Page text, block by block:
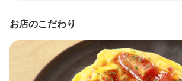
お店のこだわり
・ホールでの接客やドリンクサービス、料理
・和食をベースにした新メニューの企画・試
・食材の仕入れや発注管理
・市場視察やイベントへの参加
・和食を中心とした料理の仕込み・調理・メニ
・食材の仕入れや在庫管理、発注業務
・店舗視察やイベント参加など幅広い業務
ベテランの料理人が丁寧に指導。基本から本
経験を積めばリーダーや料理長へのキャリア
【アオギリコーポレーションの魅力】
「お疲れさま」のひとときを過ごせます。
お酒好きの方、大歓迎です。
選考の流れ
面接はラフな服装でOK